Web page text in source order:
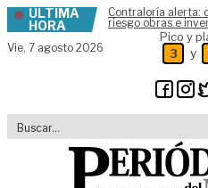
Skip to content
ÚLTIMA
HORA
Contraloría alerta:
riesgo obras e
Vie, 7 agosto 2026
Pico y
3 y